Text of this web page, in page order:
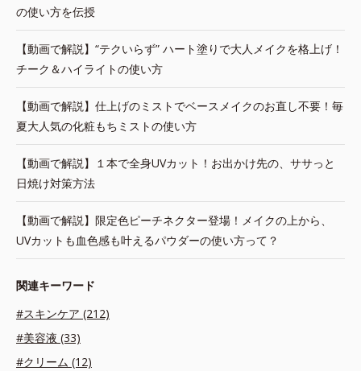
の使い方を伝授
【動画で解説】“テクいらず” ハート塗りで大人メイクを格上げ！
チーク＆ハイライトの使い方
【動画で解説】仕上げのミストでベースメイクのお直し不要！毎
夏大人気の化粧もちミストの使い方
【動画で解説】１本で全身UVカット！お出かけ先の、ササっと
日焼け対策方法
【動画で解説】限定色ピーチネクター登場！メイクの上から、
UVカットも血色感も叶えるパウダーの使い方って？
関連キーワード
#スキンケア (212)
#美容液 (33)
#クリーム (12)